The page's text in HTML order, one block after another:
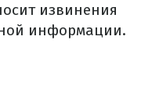
извинения
информации.